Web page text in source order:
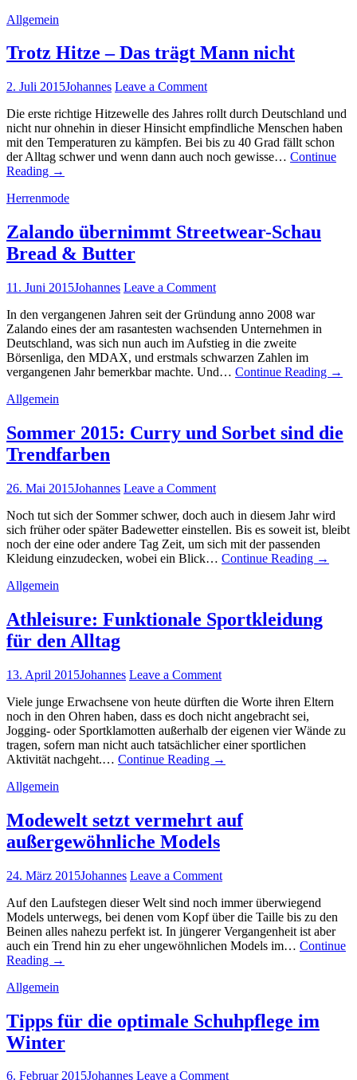
Allgemein
Trotz Hitze – Das trägt Mann nicht
2. Juli 2015Johannes Leave a Comment
Die erste richtige Hitzewelle des Jahres rollt durch Deutschland und
nicht nur ohnehin in dieser Hinsicht empfindliche Menschen haben
mit den Temperaturen zu kämpfen. Bei bis zu 40 Grad fällt schon
der Alltag schwer und wenn dann auch noch gewisse… Continue
Reading →
Herrenmode
Zalando übernimmt Streetwear-Schau
Bread & Butter
11. Juni 2015Johannes Leave a Comment
In den vergangenen Jahren seit der Gründung anno 2008 war
Zalando eines der am rasantesten wachsenden Unternehmen in
Deutschland, was sich nun auch im Aufstieg in die zweite
Börsenliga, den MDAX, und erstmals schwarzen Zahlen im
vergangenen Jahr bemerkbar machte. Und… Continue Reading →
Allgemein
Sommer 2015: Curry und Sorbet sind die
Trendfarben
26. Mai 2015Johannes Leave a Comment
Noch tut sich der Sommer schwer, doch auch in diesem Jahr wird
sich früher oder später Badewetter einstellen. Bis es soweit ist, bleibt
noch der eine oder andere Tag Zeit, um sich mit der passenden
Kleidung einzudecken, wobei ein Blick… Continue Reading →
Allgemein
Athleisure: Funktionale Sportkleidung
für den Alltag
13. April 2015Johannes Leave a Comment
Viele junge Erwachsene von heute dürften die Worte ihren Eltern
noch in den Ohren haben, dass es doch nicht angebracht sei,
Jogging- oder Sportklamotten außerhalb der eigenen vier Wände zu
tragen, sofern man nicht auch tatsächlicher einer sportlichen
Aktivität nachgeht.… Continue Reading →
Allgemein
Modewelt setzt vermehrt auf
außergewöhnliche Models
24. März 2015Johannes Leave a Comment
Auf den Laufstegen dieser Welt sind noch immer überwiegend
Models unterwegs, bei denen vom Kopf über die Taille bis zu den
Beinen alles nahezu perfekt ist. In jüngerer Vergangenheit ist aber
auch ein Trend hin zu eher ungewöhnlichen Models im… Continue
Reading →
Allgemein
Tipps für die optimale Schuhpflege im
Winter
6. Februar 2015Johannes Leave a Comment